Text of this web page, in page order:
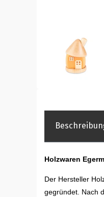
Holzwaren
Der Hersteller
gegründet. Nach